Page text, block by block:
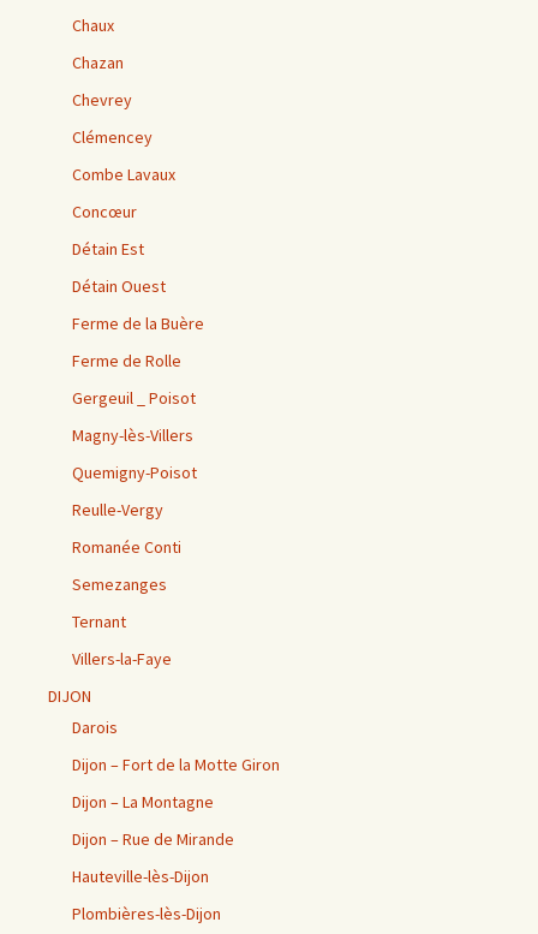
Chaux
Chazan
Chevrey
Clémencey
Combe Lavaux
Concœur
Détain Est
Détain Ouest
Ferme de la Buère
Ferme de Rolle
Gergeuil _ Poisot
Magny-lès-Villers
Quemigny-Poisot
Reulle-Vergy
Romanée Conti
Semezanges
Ternant
Villers-la-Faye
DIJON
Darois
Dijon – Fort de la Motte Giron
Dijon – La Montagne
Dijon – Rue de Mirande
Hauteville-lès-Dijon
Plombières-lès-Dijon